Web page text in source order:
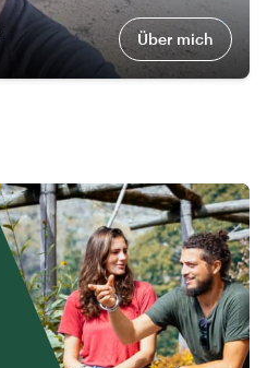
Über mich